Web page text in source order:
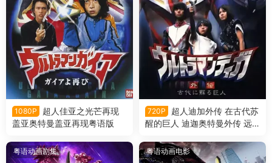
1080P
超人佳亚之光芒再现
盖亚奥特曼盖亚再现粤语版
720P
超人迪加外传 在古代苏
醒的巨人 迪迦奥特曼外传 远
粤语动画剧集 粤语动画电影